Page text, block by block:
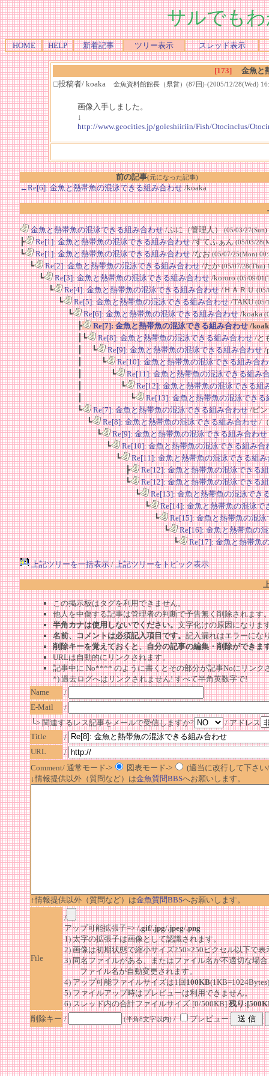
サルでも
HOME HELP 新着記事 ツリー表示 スレッド表示
[173]
金魚と
□投稿者/ koaka
金魚資料館館長（県営）(87回)-(2005/12/28(Wed)
画像入手しました。
↓
http://www.geocities.jp/goleshiiriin/Fish/Otocinclus/
前の記事(元になった記事)
←Re[6]: 金魚と熱帯魚の混泳できる組み合わせ/koaka
金魚と熱帯魚の混泳できる組み合わせ/ぷに（管理人）(05/03/
┣ Re[1]: 金魚と熱帯魚の混泳できる組み合わせ/すてふぁん(05/03/
┗ Re[1]: 金魚と熱帯魚の混泳できる組み合わせ/なお(05/07/25(Mon)
┗ Re[2]: 金魚と熱帯魚の混泳できる組み合わせ/たか(05/07/28(Thu)
┗ Re[3]: 金魚と熱帯魚の混泳できる組み合わせ/kororo(05/09/
┗ Re[4]: 金魚と熱帯魚の混泳できる組み合わせ/ＨＡＲＵ(05/
┗ Re[5]: 金魚と熱帯魚の混泳できる組み合わせ/TAKU(05/
┗ Re[6]: 金魚と熱帯魚の混泳できる組み合わせ/koaka
┣ Re[7]: 金魚と熱帯魚の混泳できる組み合わせ/
┃┗
Re[8]: 金魚と熱帯魚の混泳できる組み合わせ/と
┃ ┗
Re[9]: 金魚と熱帯魚の混泳できる組み合わせ/
┃ ┗
Re[10]: 金魚と熱帯魚の混泳できる組み合
┃ ┗
Re[11]: 金魚と熱帯魚の混泳できる組み
┃ ┗
Re[12]: 金魚と熱帯魚の混泳できる組
┃ ┗
Re[13]: 金魚と熱帯魚の混泳できる
┗
Re[7]: 金魚と熱帯魚の混泳できる組み合わせ/ピ
┗
Re[8]: 金魚と熱帯魚の混泳できる組み合わせ/
┗
Re[9]: 金魚と熱帯魚の混泳できる組み合わせ
┗
Re[10]: 金魚と熱帯魚の混泳できる組み合
┗
Re[11]: 金魚と熱帯魚の混泳できる組み
┣
Re[12]: 金魚と熱帯魚の混泳できる
┗
Re[12]: 金魚と熱帯魚の混泳できる
┗
Re[13]: 金魚と熱帯魚の混泳でき
┗
Re[14]: 金魚と熱帯魚の混泳で
┗
Re[15]: 金魚と熱帯魚の混泳
┗
Re[16]: 金魚と熱帯魚の
┗
Re[17]: 金魚と熱帯魚
上記ツリーを一括表示/上記ツリーをトピック表示
この掲示板はタグを利用できません。
他人を中傷する記事は管理者の判断で予告無く削除されます
半角カナは使用しないでください。文字化けの原因になりま
名前、コメントは必須記入項目です。記入漏れはエラーにな
削除キーを覚えておくと、自分の記事の編集・削除ができま
URLは自動的にリンクされます。
記事中に No**** のように書くとその部分が記事Noにリン
*) 過去ログへはリンクされません! すべて半角英数字で!
Name
/
E-Mail
/
└> 関連するレス記事をメールで受信しますか?
/ アドレス
Title
/
URL
/
Comment/ 通常モード->
図表モード->
(適当に改行して下さ
↓情報提供以外（質問など）は金魚質問BBSへお願いします。
↑情報提供以外（質問など）は金魚質問BBSへお願いします。
File
/
アップ可能拡張子=> /.gif/.jpg/.jpeg/.png
1) 太字の拡張子は画像として認識されます。
2) 画像は初期状態で縮小サイズ250×250ピクセル以下で表
3) 同名ファイルがある、またはファイル名が不適切な場
ファイル名が自動変更されます。
4) アップ可能ファイルサイズは1回100KB
5) ファイルアップ時はプレビューは利用できません。
6) スレッド内の合計ファイルサイズ:[0/500KB]残り
削除キー / (半角8文字以内)/ プレビュー